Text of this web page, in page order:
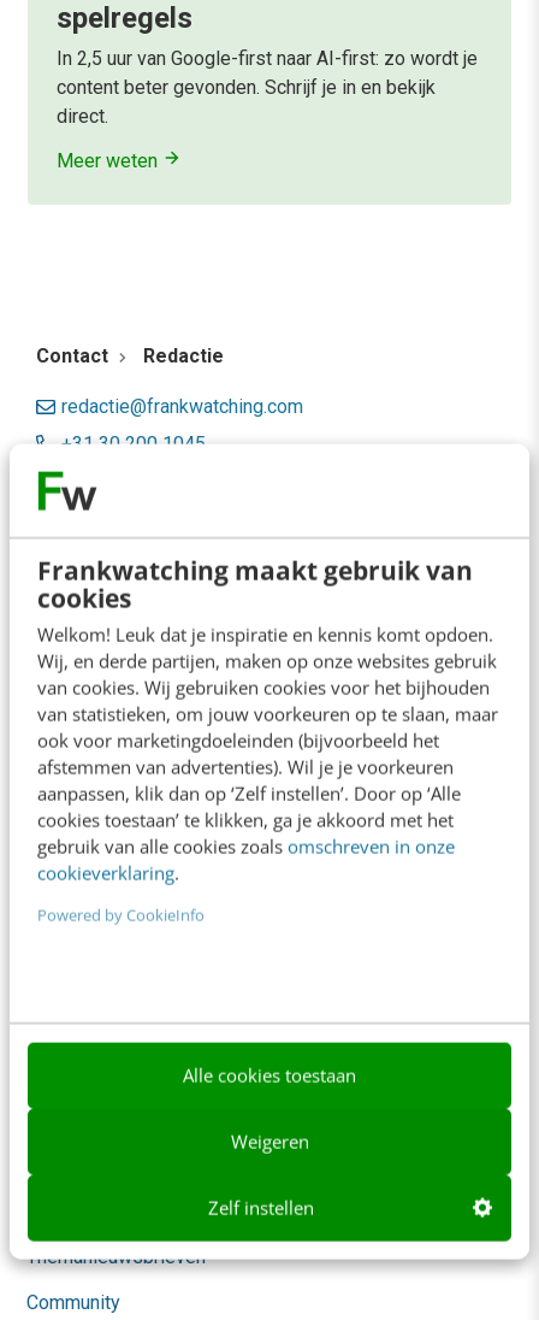
Frankwatching maakt gebruik van
cookies
Welkom! Leuk dat je inspiratie en kennis komt opdoen.
Wij, en derde partijen, maken op onze websites gebruik
van cookies. Wij gebruiken cookies voor het bijhouden
van statistieken, om jouw voorkeuren op te slaan, maar
ook voor marketingdoeleinden (bijvoorbeeld het
afstemmen van advertenties). Wil je je voorkeuren
aanpassen, klik dan op ‘Zelf instellen’. Door op ‘Alle
cookies toestaan’ te klikken, ga je akkoord met het
gebruik van alle cookies zoals omschreven in onze
cookieverklaring.
Powered by CookieInfo
Alle cookies toestaan
Weigeren
Zelf instellen
spelregels
In 2,5 uur van Google-first naar AI-first: zo wordt je
content beter gevonden. Schrijf je in en bekijk
direct.
Meer weten
Contact Redactie
redactie@frankwatching.com
+31 30 200 1045
Tarieven
Meer contactopties
Frankwatching
Adverteren
Contact
Nieuwsbrieven
Over ons
Ons team
Werken bij
Whitepapers
AI & Tech
Content & Communicatie
Klantcontact & CX
Marketing
Themanieuwsbrieven
Community